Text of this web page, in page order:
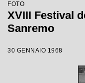
FOTO
XVIII Festival
Sanremo
30 GENNAIO 1968